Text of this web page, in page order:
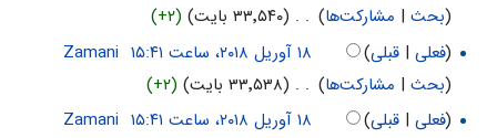
(بحث| مشارکت‌ها)
. . (۳۳٬۵۴۰ بایت)
(+۲)
(فعلی| قبلی)
‏
Zamani
(بحث| مشارکت‌ها)
. . (۳۳٬۵۳۸ بایت)
(+۲)
(فعلی| قبلی)
‏
Zamani